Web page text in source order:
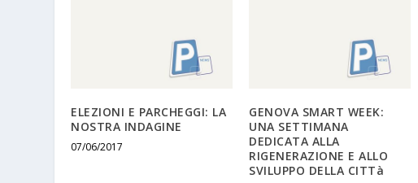
ELEZIONI E PARCHEGGI: LA
NOSTRA INDAGINE
07/06/2017
GENOVA SMART WEEK:
UNA SETTIMANA
DEDICATA ALLA
RIGENERAZIONE E ALLO
SVILUPPO DELLA CITTà